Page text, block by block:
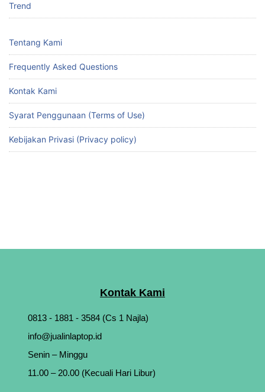
Trend
Tentang Kami
Frequently Asked Questions
Kontak Kami
Syarat Penggunaan (Terms of Use)
Kebijakan Privasi (Privacy policy)
Kontak Kami
0813 - 1881 - 3584 (Cs 1 Najla)
info@jualinlaptop.id
Senin – Minggu
11.00 – 20.00 (Kecuali Hari Libur)